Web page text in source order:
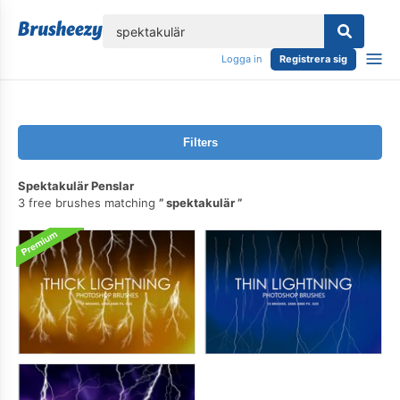
Logga in Registrera sig
Filters
Spektakulär Penslar
3 free brushes matching
spektakulär